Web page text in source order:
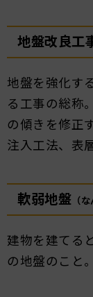
地盤改良工
地盤を強化す
る工事の総称
の傾きを修正
注入工法、表
軟弱地盤 （
建物を建てる
の地盤のこと